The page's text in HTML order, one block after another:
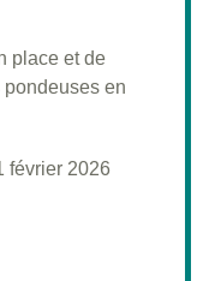
place et de
pondeuses en
février 2026